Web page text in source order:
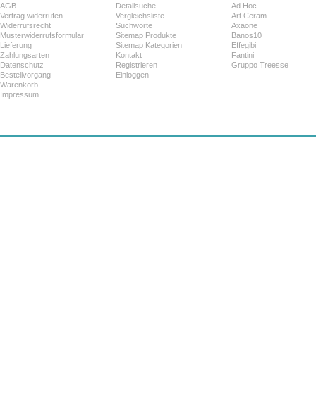
AGB
Vertrag widerrufen
Widerrufsrecht
Musterwiderrufsformular
Lieferung
Zahlungsarten
Datenschutz
Bestellvorgang
Warenkorb
Impressum
Detailsuche
Vergleichsliste
Suchworte
Sitemap Produkte
Sitemap Kategorien
Kontakt
Registrieren
Einloggen
Ad Hoc
Art Ceram
Axaone
Banos10
Effegibi
Fantini
Gruppo Treesse